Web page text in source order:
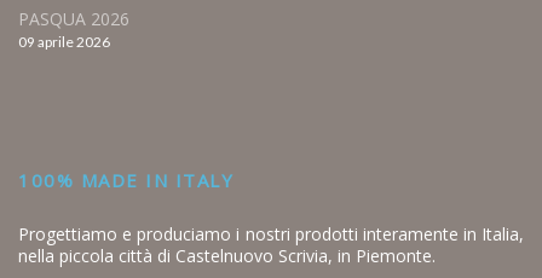
PASQUA 2026
09 aprile 2026
100% MADE IN ITALY
Progettiamo e produciamo i nostri prodotti interamente in Italia,
nella piccola città di Castelnuovo Scrivia, in Piemonte.